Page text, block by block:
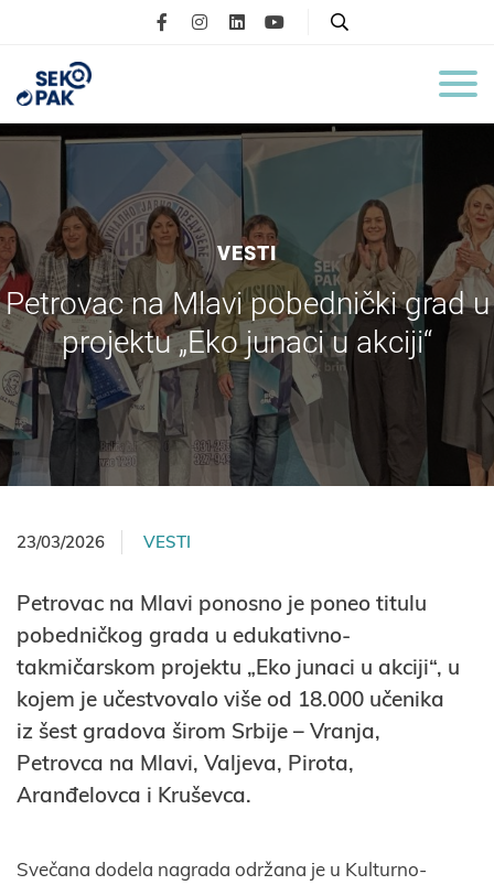
VESTI
Petrovac na Mlavi pobednički grad u
projektu „Eko junaci u akciji“
23/03/2026 VESTI
Petrovac na Mlavi ponosno je poneo titulu
pobedničkog grada u edukativno-
takmičarskom projektu „Eko junaci u akciji“, u
kojem je učestvovalo više od 18.000 učenika
iz šest gradova širom Srbije – Vranja,
Petrovca na Mlavi, Valjeva, Pirota,
Aranđelovca i Kruševca.
Svečana dodela nagrada održana je u Kulturno-